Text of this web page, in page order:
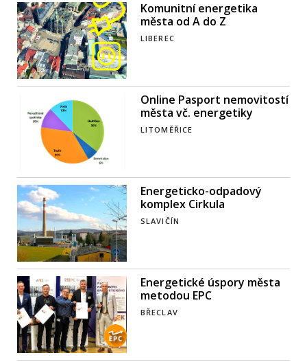
Komunitní energetika
města od A do Z
LIBEREC
Online Pasport nemovitostí
města vč. energetiky
LITOMĚŘICE
Energeticko-odpadový
komplex Cirkula
SLAVIČÍN
Energetické úspory města
metodou EPC
BŘECLAV